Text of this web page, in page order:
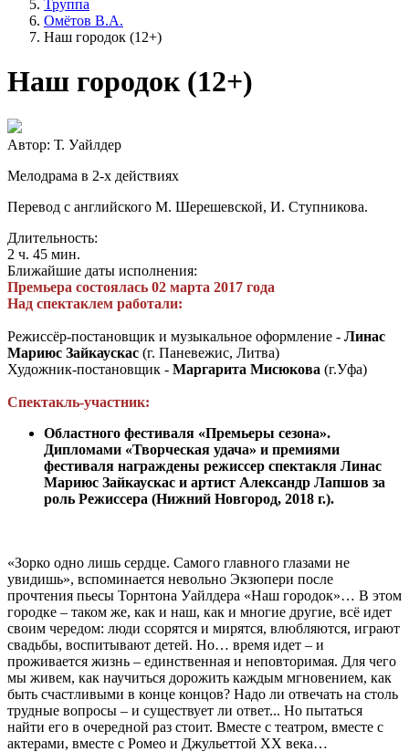
Труппа
Омётов В.А.
Наш городок (12+)
Наш городок (12+)
Автор: Т. Уайлдер
Мелодрама в 2-х действиях
Перевод с английского М. Шерешевской, И. Ступникова.
Длительность:
2 ч. 45 мин.
Ближайшие даты исполнения:
Премьера состоялась 02 марта 2017 года
Над спектаклем работали:
Режиссёр-постановщик и музыкальное оформление - Линас
Мариюс Зайкаускас (г. Паневежис, Литва)
Художник-постановщик - Маргарита Мисюкова (г.Уфа)
Спектакль-участник:
Областного фестиваля «Премьеры сезона».
Дипломами «Творческая удача» и премиями
фестиваля награждены режиссер спектакля Линас
Мариюс Зайкаускас и артист Александр Лапшов за
роль Режиссера (Нижний Новгород, 2018 г.).
«Зорко одно лишь сердце. Самого главного глазами не
увидишь», вспоминается невольно Экзюпери после
прочтения пьесы Торнтона Уайлдера «Наш городок»… В этом
городке – таком же, как и наш, как и многие другие, всё идет
своим чередом: люди ссорятся и мирятся, влюбляются, играют
свадьбы, воспитывают детей. Но… время идет – и
проживается жизнь – единственная и неповторимая. Для чего
мы живем, как научиться дорожить каждым мгновением, как
быть счастливыми в конце концов? Надо ли отвечать на столь
трудные вопросы – и существует ли ответ... Но пытаться
найти его в очередной раз стоит. Вместе с театром, вместе с
актерами, вместе с Ромео и Джульеттой XX века…